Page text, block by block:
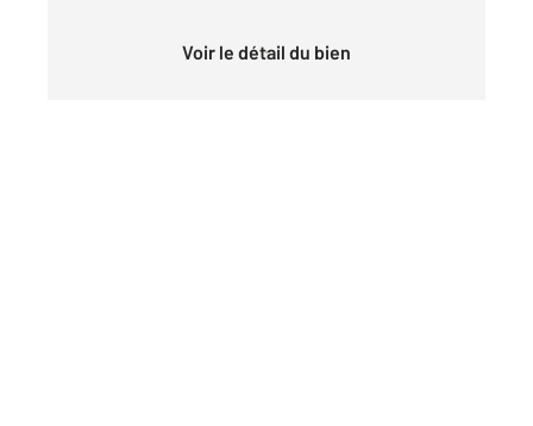
Voir le détail du bien